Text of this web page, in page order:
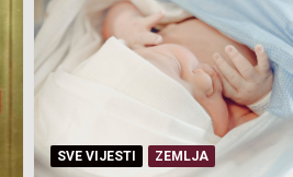
SERVISNE INFORMACIJE